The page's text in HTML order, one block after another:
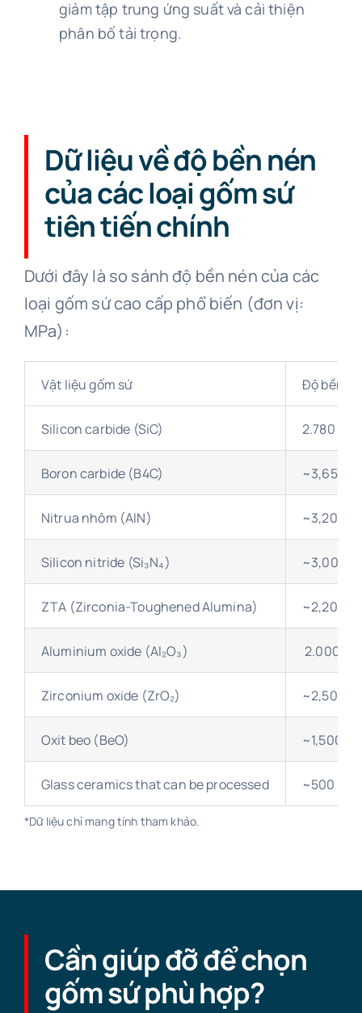
giảm tập trung ứng suất và cải thiện
phân bố tải trọng.
Dữ liệu về độ bền nén
của các loại gốm sứ
tiên tiến chính
Dưới đây là so sánh độ bền nén của các
loại gốm sứ cao cấp phổ biến (đơn vị:
MPa):
Vật liệu gốm sứ Độ bền
Silicon carbide (SiC) 2.780 –
Boron carbide (B4C) ~3,650
Nitrua nhôm (AlN) ~3,200
Silicon nitride (Si₃N₄) ~3,000
ZTA (Zirconia-Toughened Alumina) ~2,200
Aluminium oxide (Al₂O₃) 2.000 –
Zirconium oxide (ZrO₂) ~2,500
Oxit beo (BeO) ~1,500
Glass ceramics that can be processed ~500
*Dữ liệu chỉ mang tính tham khảo.
Cần giúp đỡ để chọn
gốm sứ phù hợp?